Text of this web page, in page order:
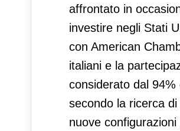
affrontato in
investire negli Stati
con American
italiani e la
considerato dal 94%
secondo la ricerca
nuove